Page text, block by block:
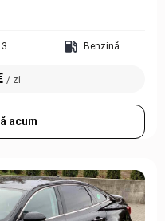
Benzină
/ zi
acum